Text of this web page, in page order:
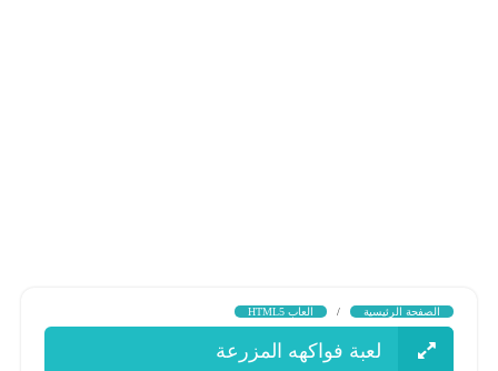
الصفحة الرئيسية / العاب HTML5
لعبة فواكهه المزرعة